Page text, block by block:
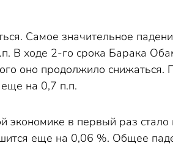
Самое значительное
В ходе 2-го срока Барака
оно продолжило снижаться.
на 0,7 п.п.
в первый раз
еще на 0,06 %. Общее